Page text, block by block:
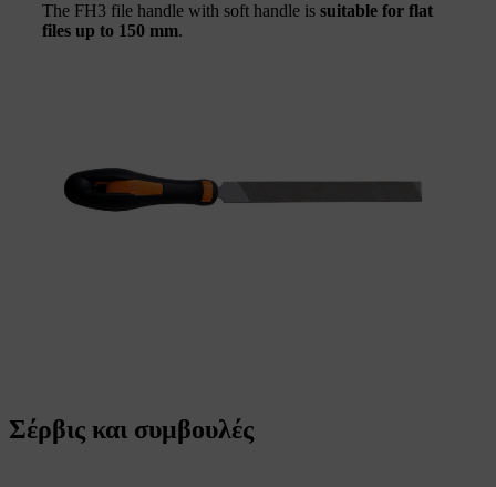
The FH3 file handle with soft handle is suitable for flat
files up to 150 mm.
Σέρβις και συμβουλές